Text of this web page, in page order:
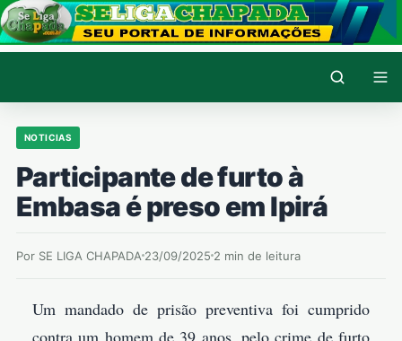
NOTICIAS
Participante de furto à
Embasa é preso em Ipirá
Por SE LIGA CHAPADA 23/09/2025 2 min de leitura
Um mandado de prisão preventiva foi cumprido
contra um homem de 39 anos, pelo crime de furto